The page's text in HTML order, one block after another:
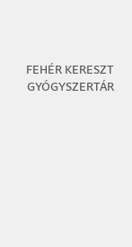
FEHÉR KERESZT
GYÓGYSZERTÁR